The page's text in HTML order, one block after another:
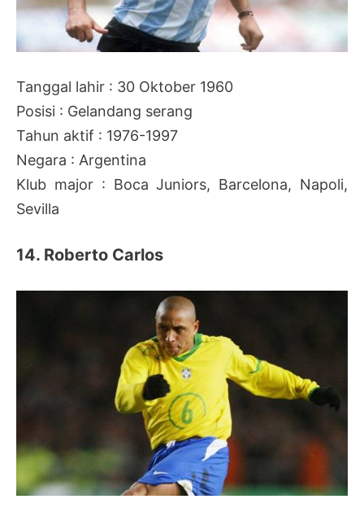
Tanggal lahir : 30 Oktober 1960
Posisi : Gelandang serang
Tahun aktif : 1976-1997
Negara : Argentina
Klub major : Boca Juniors, Barcelona, Napoli,
Sevilla
14. Roberto Carlos